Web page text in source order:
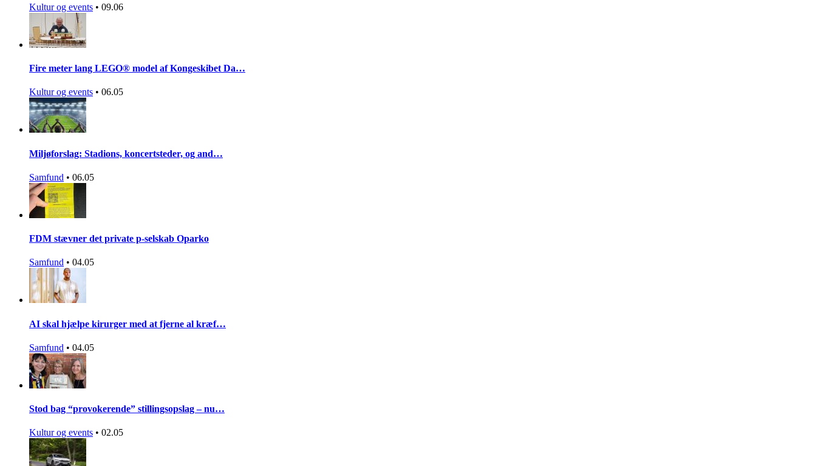
Kultur og events • 09.06
Fire meter lang LEGO® model af Kongeskibet Da…
Kultur og events • 06.05
Miljøforslag: Stadions, koncertsteder, og and…
Samfund • 06.05
FDM stævner det private p-selskab Oparko
Samfund • 04.05
AI skal hjælpe kirurger med at fjerne al kræf…
Samfund • 04.05
Stod bag “provokerende” stillingsopslag – nu…
Kultur og events • 02.05